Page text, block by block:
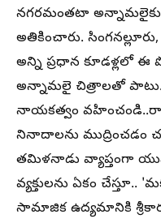
నగరమంతటా అన్నామలైకు
అతికించారు.
అన్ని ప్రధాన కూడళ్లలో ఈ
అన్నామలై చిత్రాలతో
నాయకత్వం
నినాదాలను ముద్రించడం
తమిళనాడు వ్యాప్తంగా
వ్యక్తులను ఏకం చేస్తూ..
సామాజిక ఉద్యమానికి శ్రీకారం